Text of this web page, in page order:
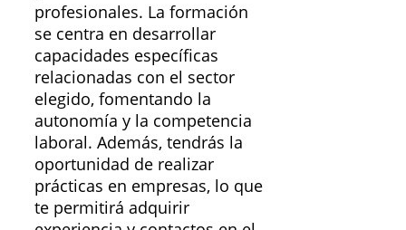
profesionales. La formación
se centra en desarrollar
capacidades específicas
relacionadas con el sector
elegido, fomentando la
autonomía y la competencia
laboral. Además, tendrás la
oportunidad de realizar
prácticas en empresas, lo que
te permitirá adquirir